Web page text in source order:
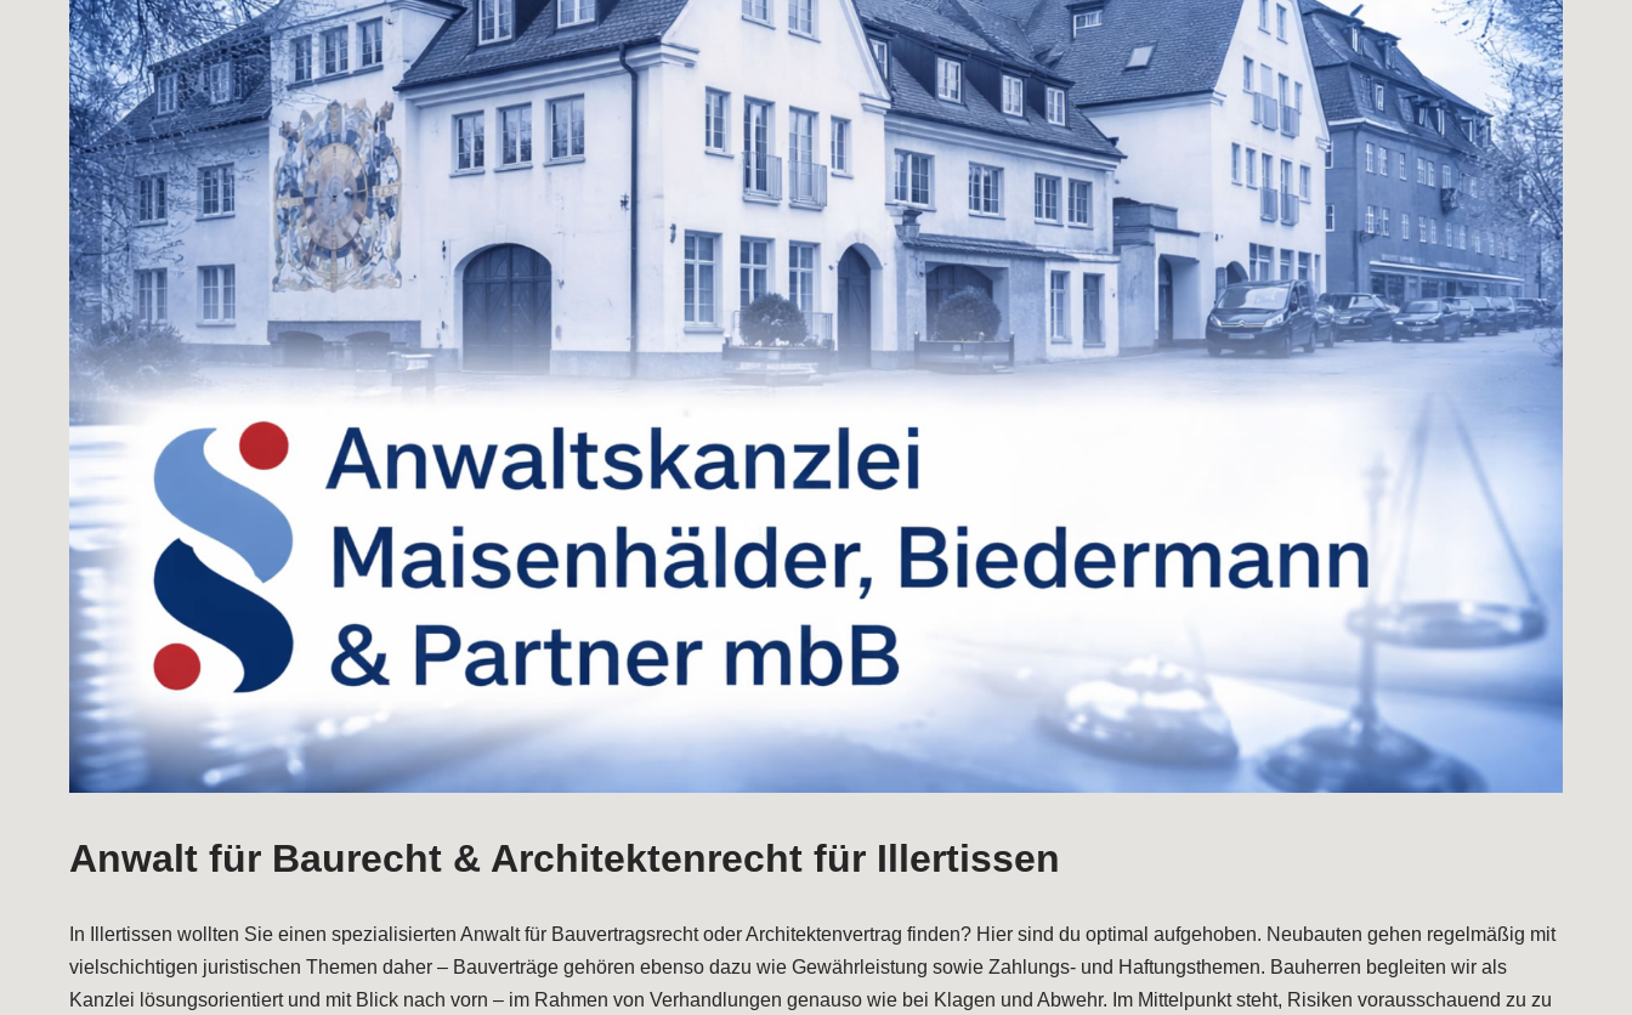
Anwalt für Baurecht & Architektenrecht für Illertissen
In Illertissen wollten Sie einen spezialisierten Anwalt für Bauvertragsrecht oder Architektenvertrag finden? Hier sind du optimal aufgehoben. Neubauten gehen regelmäßig mit
vielschichtigen juristischen Themen daher – Bauverträge gehören ebenso dazu wie Gewährleistung sowie Zahlungs- und Haftungsthemen. Bauherren begleiten wir als
Kanzlei lösungsorientiert und mit Blick nach vorn – im Rahmen von Verhandlungen genauso wie bei Klagen und Abwehr. Im Mittelpunkt steht, Risiken vorausschauend zu zu